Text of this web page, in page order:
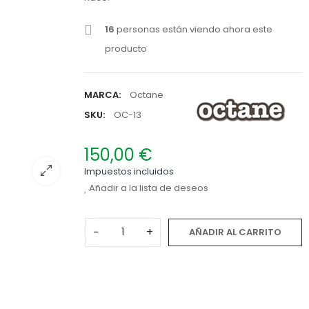
16 personas están viendo ahora este
producto
MARCA:
Octane
SKU:
OC-13
150,00 €
Impuestos incluidos
Añadir a la lista de deseos
− + AÑADIR AL CARRITO